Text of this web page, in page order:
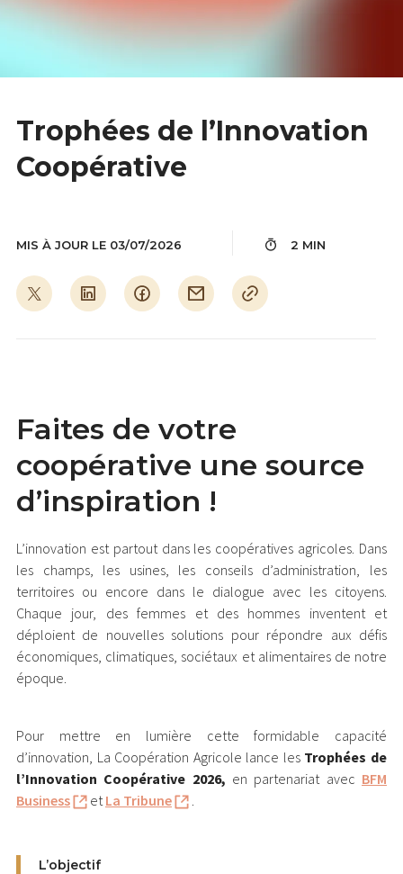
Trophées de l’Innovation
Coopérative
MIS À JOUR LE 03/07/2026 2 MIN
Faites de votre
coopérative une source
d’inspiration !
L’innovation est partout dans les coopératives agricoles. Dans
les champs, les usines, les conseils d’administration, les
territoires ou encore dans le dialogue avec les citoyens.
Chaque jour, des femmes et des hommes inventent et
déploient de nouvelles solutions pour répondre aux défis
économiques, climatiques, sociétaux et alimentaires de notre
époque.
Pour mettre en lumière cette formidable capacité
d’innovation, La Coopération Agricole lance les Trophées de
l’Innovation Coopérative 2026, en partenariat avec BFM
Business
etLa Tribune .
L’objectif